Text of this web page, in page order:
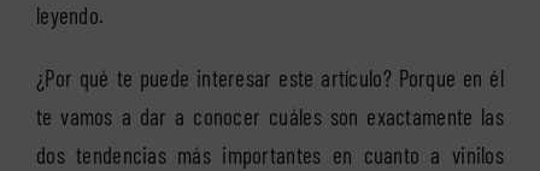
leyendo.
¿Por qué te puede interesar este artículo? Porque en él
te vamos a dar a conocer cuáles son exactamente las
dos tendencias más importantes en cuanto a vinilos